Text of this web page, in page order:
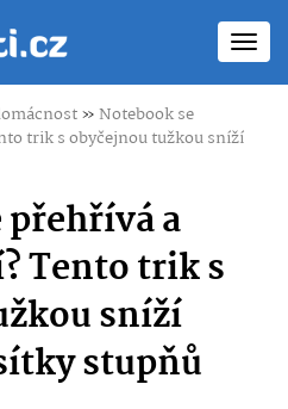
»Notebook se
trik s obyčejnou tužkou sníží
a
Tento trik s
sníží
stupňů